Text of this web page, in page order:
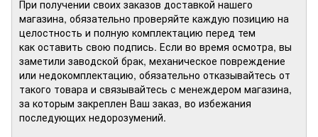
При получении своих заказов доставкой нашего
магазина, обязательно проверяйте каждую позицию на
целостность и полную комплектацию перед тем
как оставить свою подпись. Если во время осмотра, вы
заметили заводской брак, механическое повреждение
или недокомплектацию, обязательно отказывайтесь от
такого товара и связывайтесь с менеждером магазина,
за которым закреплен Ваш заказ, во избежания
последующих недорозумений.